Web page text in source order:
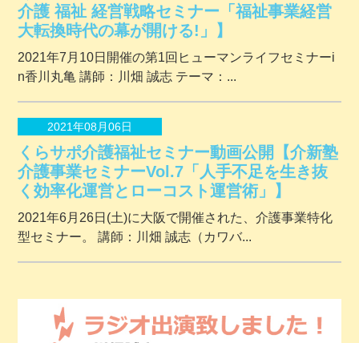
介護 福祉 経営戦略セミナー「福祉事業経営
大転換時代の幕が開ける!」】
2021年7月10日開催の第1回ヒューマンライフセミナーi
n香川丸亀 講師：川畑 誠志 テーマ：...
2021年08月06日
くらサポ介護福祉セミナー動画公開【介新塾
介護事業セミナーVol.7「人手不足を生き抜
く効率化運営とローコスト運営術」】
2021年6月26日(土)に大阪で開催された、介護事業特化
型セミナー。 講師：川畑 誠志（カワバ...